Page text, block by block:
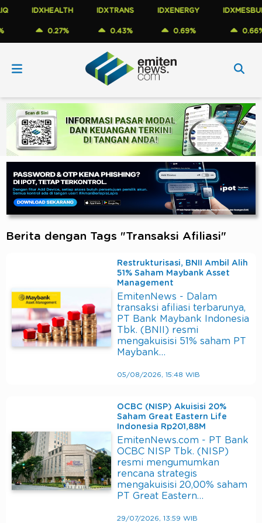
IDXHEALTH
0.27%
IDXTRANS
0.43%
IDXENERGY
0.69%
IDXMESBUMN
0.66%
Berita dengan Tags "Transaksi Afiliasi"
Restrukturisasi, BNII Ambil Alih
51% Saham Maybank Asset
Management
EmitenNews - Dalam
transaksi afiliasi terbarunya,
PT Bank Maybank Indonesia
Tbk. (BNII) resmi
mengakuisisi 51% saham PT
Maybank…
05/08/2026, 15:48 WIB
OCBC (NISP) Akuisisi 20%
Saham Great Eastern Life
Indonesia Rp201,88M
EmitenNews.com - PT Bank
OCBC NISP Tbk. (NISP)
resmi mengumumkan
rencana strategis
mengakuisisi 20,00% saham
PT Great Eastern…
29/07/2026, 13:59 WIB